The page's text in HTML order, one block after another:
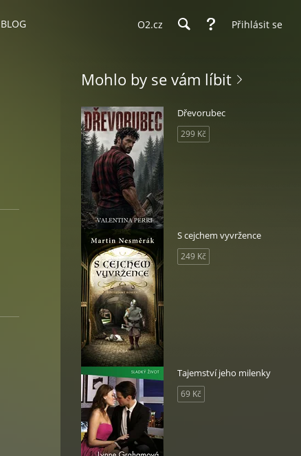
BLOG O2.cz Přihlásit se
Mohlo by se vám líbit
Dřevorubec
299 Kč
S cejchem vyvržence
249 Kč
Tajemství jeho milenky
69 Kč